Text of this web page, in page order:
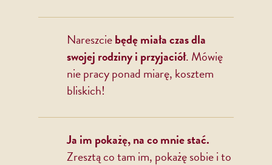
Nareszciebędę miała czas dla
swojej rodziny i przyjaciół. Mówię
nie pracy ponad miarę, kosztem
bliskich!
Ja im pokażę, na co mnie stać.
Zresztą co tam im, pokażę sobie i to